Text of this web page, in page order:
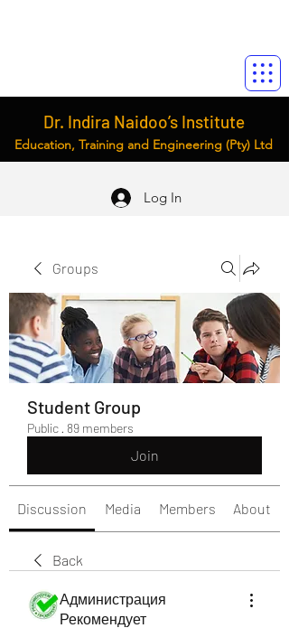
Dr. Indira Naidoo’s Institute
Education, Training and Engineering (Pty) Ltd
Log In
Groups
Student Group
Public · 89 members
Join
Discussion Media Members About
Back
Администрация
Рекомендует